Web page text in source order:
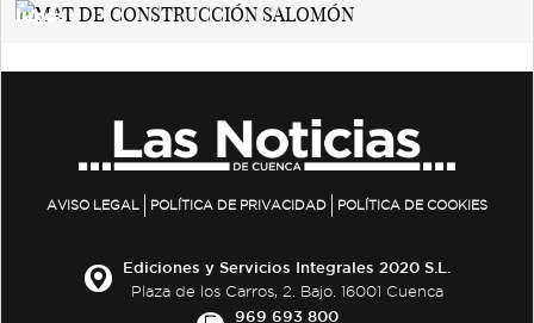
AVISO LEGAL POLÍTICA DE PRIVACIDAD POLÍTICA DE COOKIES
Ediciones y Servicios Integrales 2020 S.L.
Plaza de los Carros, 2. Bajo. 16001 Cuenca
969 693 800